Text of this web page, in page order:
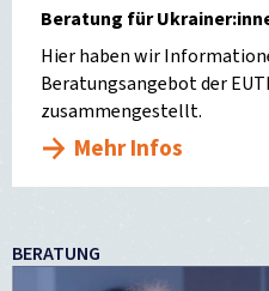
Beratung für
Hier haben wir
Beratungsangebot der
zusammengestellt.
Mehr Infos
BERATUNG